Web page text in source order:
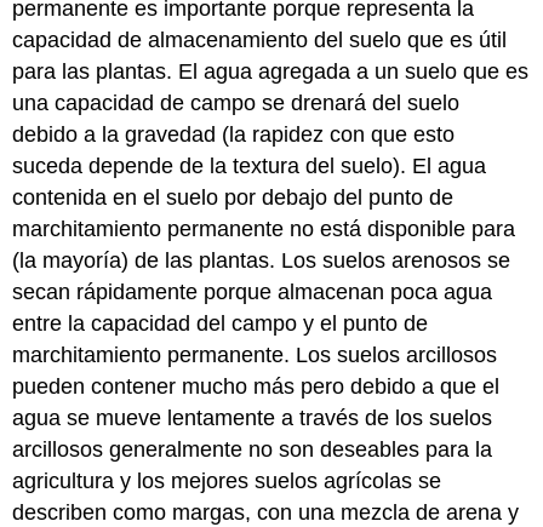
permanente es importante porque representa la
capacidad de almacenamiento del suelo que es útil
para las plantas. El agua agregada a un suelo que es
una capacidad de campo se drenará del suelo
debido a la gravedad (la rapidez con que esto
suceda depende de la textura del suelo). El agua
contenida en el suelo por debajo del punto de
marchitamiento permanente no está disponible para
(la mayoría) de las plantas. Los suelos arenosos se
secan rápidamente porque almacenan poca agua
entre la capacidad del campo y el punto de
marchitamiento permanente. Los suelos arcillosos
pueden contener mucho más pero debido a que el
agua se mueve lentamente a través de los suelos
arcillosos generalmente no son deseables para la
agricultura y los mejores suelos agrícolas se
describen como margas, con una mezcla de arena y